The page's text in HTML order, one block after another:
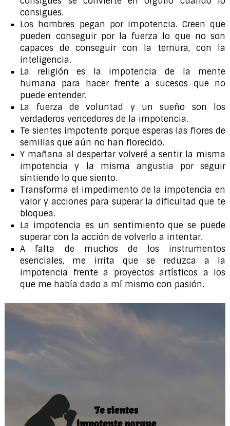
consigues.
Los hombres pegan por impotencia. Creen que
pueden conseguir por la fuerza lo que no son
capaces de conseguir con la ternura, con la
inteligencia.
La religión es la impotencia de la mente
humana para hacer frente a sucesos que no
puede entender.
La fuerza de voluntad y un sueño son los
verdaderos vencedores de la impotencia.
Te sientes impotente porque esperas las flores de
semillas que aún no han florecido.
Y mañana al despertar volveré a sentir la misma
impotencia y la misma angustia por seguir
sintiendo lo que siento.
Transforma el impedimento de la impotencia en
valor y acciones para superar la dificultad que te
bloquea.
La impotencia es un sentimiento que se puede
superar con la acción de volverlo a intentar.
A falta de muchos de los instrumentos
esenciales, me irrita que se reduzca a la
impotencia frente a proyectos artísticos a los
que me había dado a mí mismo con pasión.